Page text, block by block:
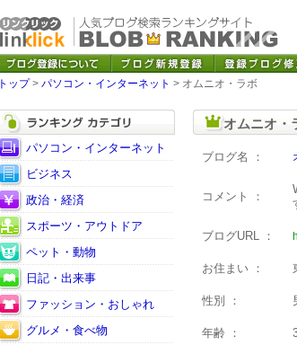
トップ> パソコン・インターネット > オムニオ・ラボ
パソコン・インターネット
ビジネス
政治・経済
スポーツ・アウトドア
ペット・動物
日記・出来事
ファッション・おしゃれ
グルメ・食べ物
オムニオ
ブログ名 ：
コメント ：
ブログURL ：
お住まい ：
性別 ：
年齢 ：